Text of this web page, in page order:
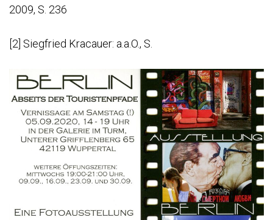
2009, S. 236
[2] Siegfried Kracauer: a.a.O., S.